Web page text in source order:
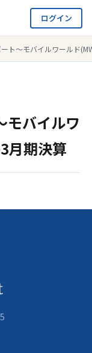
ログイン
ト～モバイルワールド
モバイルワ
月期決算